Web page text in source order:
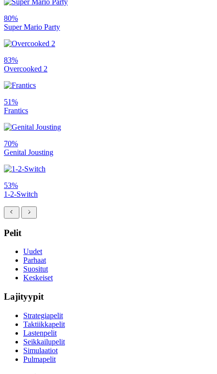
80%
Super Mario Party
83%
Overcooked 2
51%
Frantics
70%
Genital Jousting
53%
1-2-Switch
Pelit
Uudet
Parhaat
Suositut
Keskeiset
Lajityypit
Strategiapelit
Taktiikkapelit
Lastenpelit
Seikkailupelit
Simulaatiot
Pulmapelit